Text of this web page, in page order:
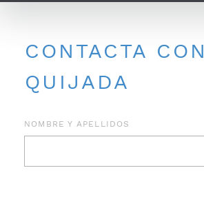
CONTACTA CON
QUIJADA
NOMBRE Y APELLIDOS